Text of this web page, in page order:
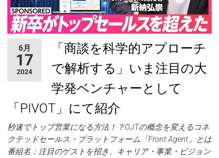
6月
17
2024
「商談を科学的アプローチ
で解析する」いま注目の大
学発ベンチャーとして
「PIVOT」にて紹介
秒速でトップ営業になる方法！？OJTの概念を変えるコネ
クテッドセールス・プラットフォーム「Front Agent」とは
番組名：注目のゲストを招き、キャリア・事業・ビジョン